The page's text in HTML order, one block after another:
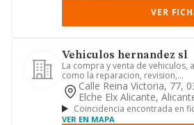
VER
Vehiculos hernandez sl
La compra y venta de vehiculos,
como la reparacion, revision,
mantenimiento y desguace de
Calle Reina Victoria, 77,
Elche Elx Alicante,
Coincidencia encontrada en
VER EN MAPA